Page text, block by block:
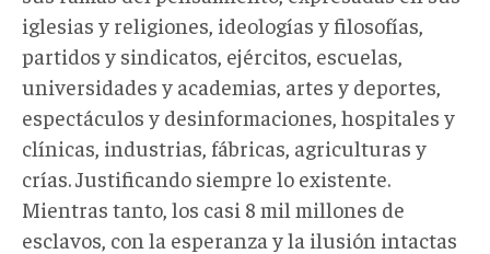
iglesias y religiones, ideologías y filosofías,
partidos y sindicatos, ejércitos, escuelas,
universidades y academias, artes y deportes,
espectáculos y desinformaciones, hospitales y
clínicas, industrias, fábricas, agriculturas y
crías. Justificando siempre lo existente.
Mientras tanto, los casi 8 mil millones de
esclavos, con la esperanza y la ilusión intactas